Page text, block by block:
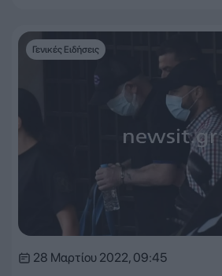
Γενικές Ειδήσεις
28 Μαρτίου 2022, 09:45